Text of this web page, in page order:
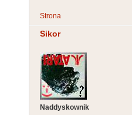
Strona
Sikor
Naddyskownik